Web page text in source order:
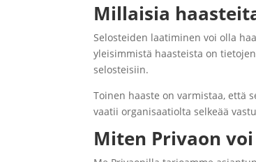
Millaisia
Selosteiden laatiminen voi olla
yleisimmistä haasteista on
selosteisiin.
Toinen haaste on varmistaa, että
vaatii organisaatiolta selkeää
Miten Privaon